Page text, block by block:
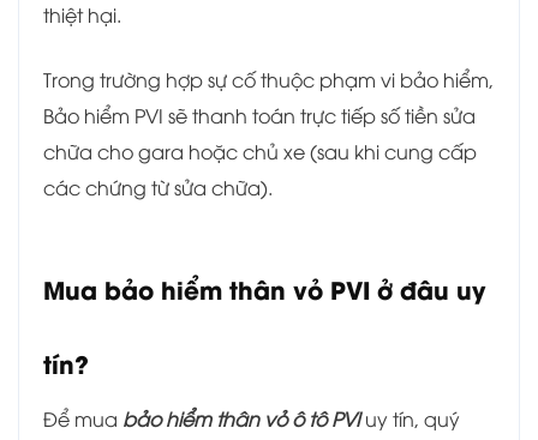
thiệt hại.
Trong trường hợp sự cố thuộc phạm vi bảo hiểm,
Bảo hiểm PVI sẽ thanh toán trực tiếp số tiền sửa
chữa cho gara hoặc chủ xe (sau khi cung cấp
các chứng từ sửa chữa).
Mua bảo hiểm thân vỏ PVI ở đâu uy
tín?
Để mua bảo hiểm thân vỏ ô tô PVIuy tín, quý